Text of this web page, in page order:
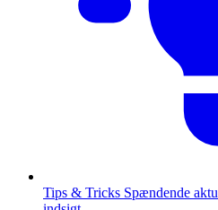
Tips & Tricks Spændende